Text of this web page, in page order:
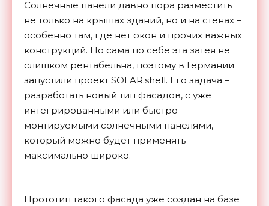
Солнечные панели давно пора разместить
не только на крышах зданий, но и на стенах –
особенно там, где нет окон и прочих важных
конструкций. Но сама по себе эта затея не
слишком рентабельна, поэтому в Германии
запустили проект SOLAR.shell. Его задача –
разработать новый тип фасадов, с уже
интегрированными или быстро
монтируемыми солнечными панелями,
который можно будет применять
максимально широко.
Прототип такого фасада уже создан на базе